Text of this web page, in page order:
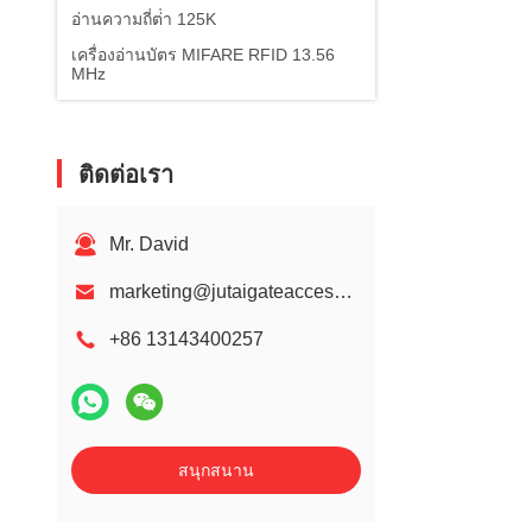
อ่านความถี่ต่ํา 125K
เครื่องอ่านบัตร MIFARE RFID 13.56
MHz
ติดต่อเรา
Mr. David
marketing@jutaigateaccess.com
+86 13143400257
สนุกสนาน